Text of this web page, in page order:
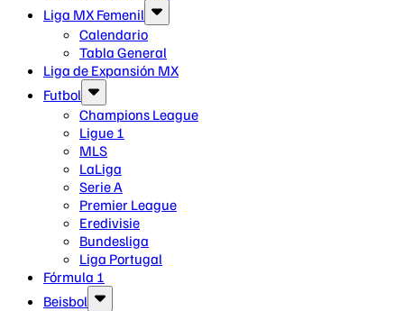
Liga MX Femenil
Calendario
Tabla General
Liga de Expansión MX
Futbol
Champions League
Ligue 1
MLS
LaLiga
Serie A
Premier League
Eredivisie
Bundesliga
Liga Portugal
Fórmula 1
Beisbol